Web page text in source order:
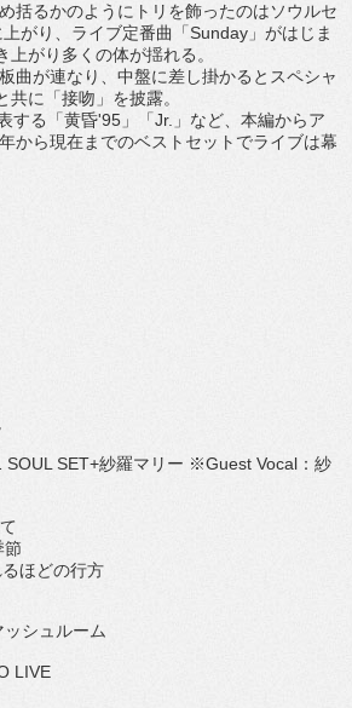
括るかのようにトリを飾ったのはソウルセ
がり、ライブ定番曲「Sunday」がはじま
がり多くの体が揺れる。
曲が連なり、中盤に差し掛かるとスペシャ
共に「接吻」を披露。
する「黄昏'95」「Jr.」など、本編からア
から現在までのベストセットでライブは幕
SOUL SET+紗羅マリー ※Guest Vocal：紗
節
ほどの行方
ッシュルーム
LIVE